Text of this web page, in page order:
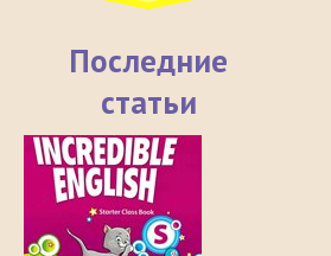
Последние
статьи